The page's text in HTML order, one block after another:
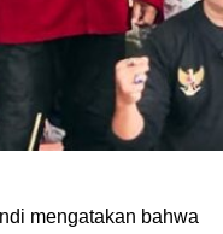
mengatakan bahwa